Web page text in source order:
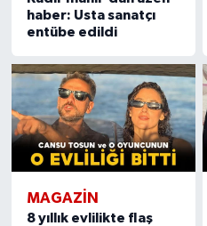
haber: Usta sanatçı
entübe edildi
MAGAZIN
8 yıllık evlilikte flaş